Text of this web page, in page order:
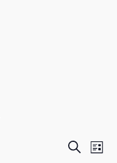
Suche
Liste